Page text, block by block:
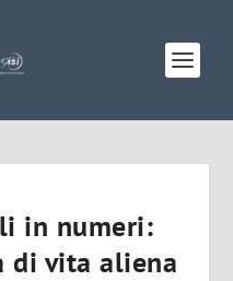
in numeri:
di vita aliena